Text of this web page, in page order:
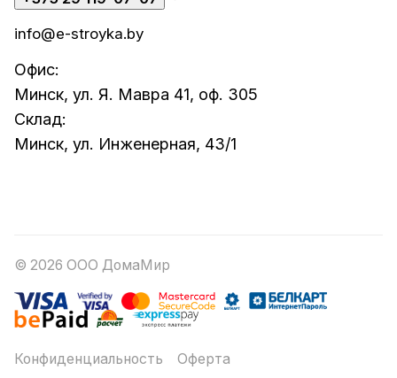
info@e-stroyka.by
Офис:
Минск, ул. Я. Мавра 41, оф. 305
Склад:
Минск, ул. Инженерная, 43/1
© 2026 ООО ДомаМир
Конфиденциальность Оферта